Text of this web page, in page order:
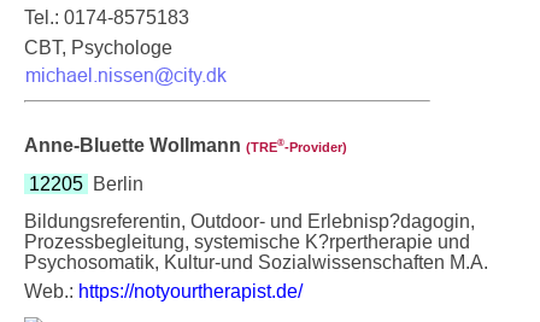
Tel.: 0174-8575183
CBT, Psychologe
Anne-Bluette Wollmann (TRE®‑Provider)
12205 Berlin
Bildungsreferentin, Outdoor- und Erlebnisp?dagogin,
Prozessbegleitung, systemische K?rpertherapie und
Psychosomatik, Kultur-und Sozialwissenschaften M.A.
Web.: https://notyourtherapist.de/